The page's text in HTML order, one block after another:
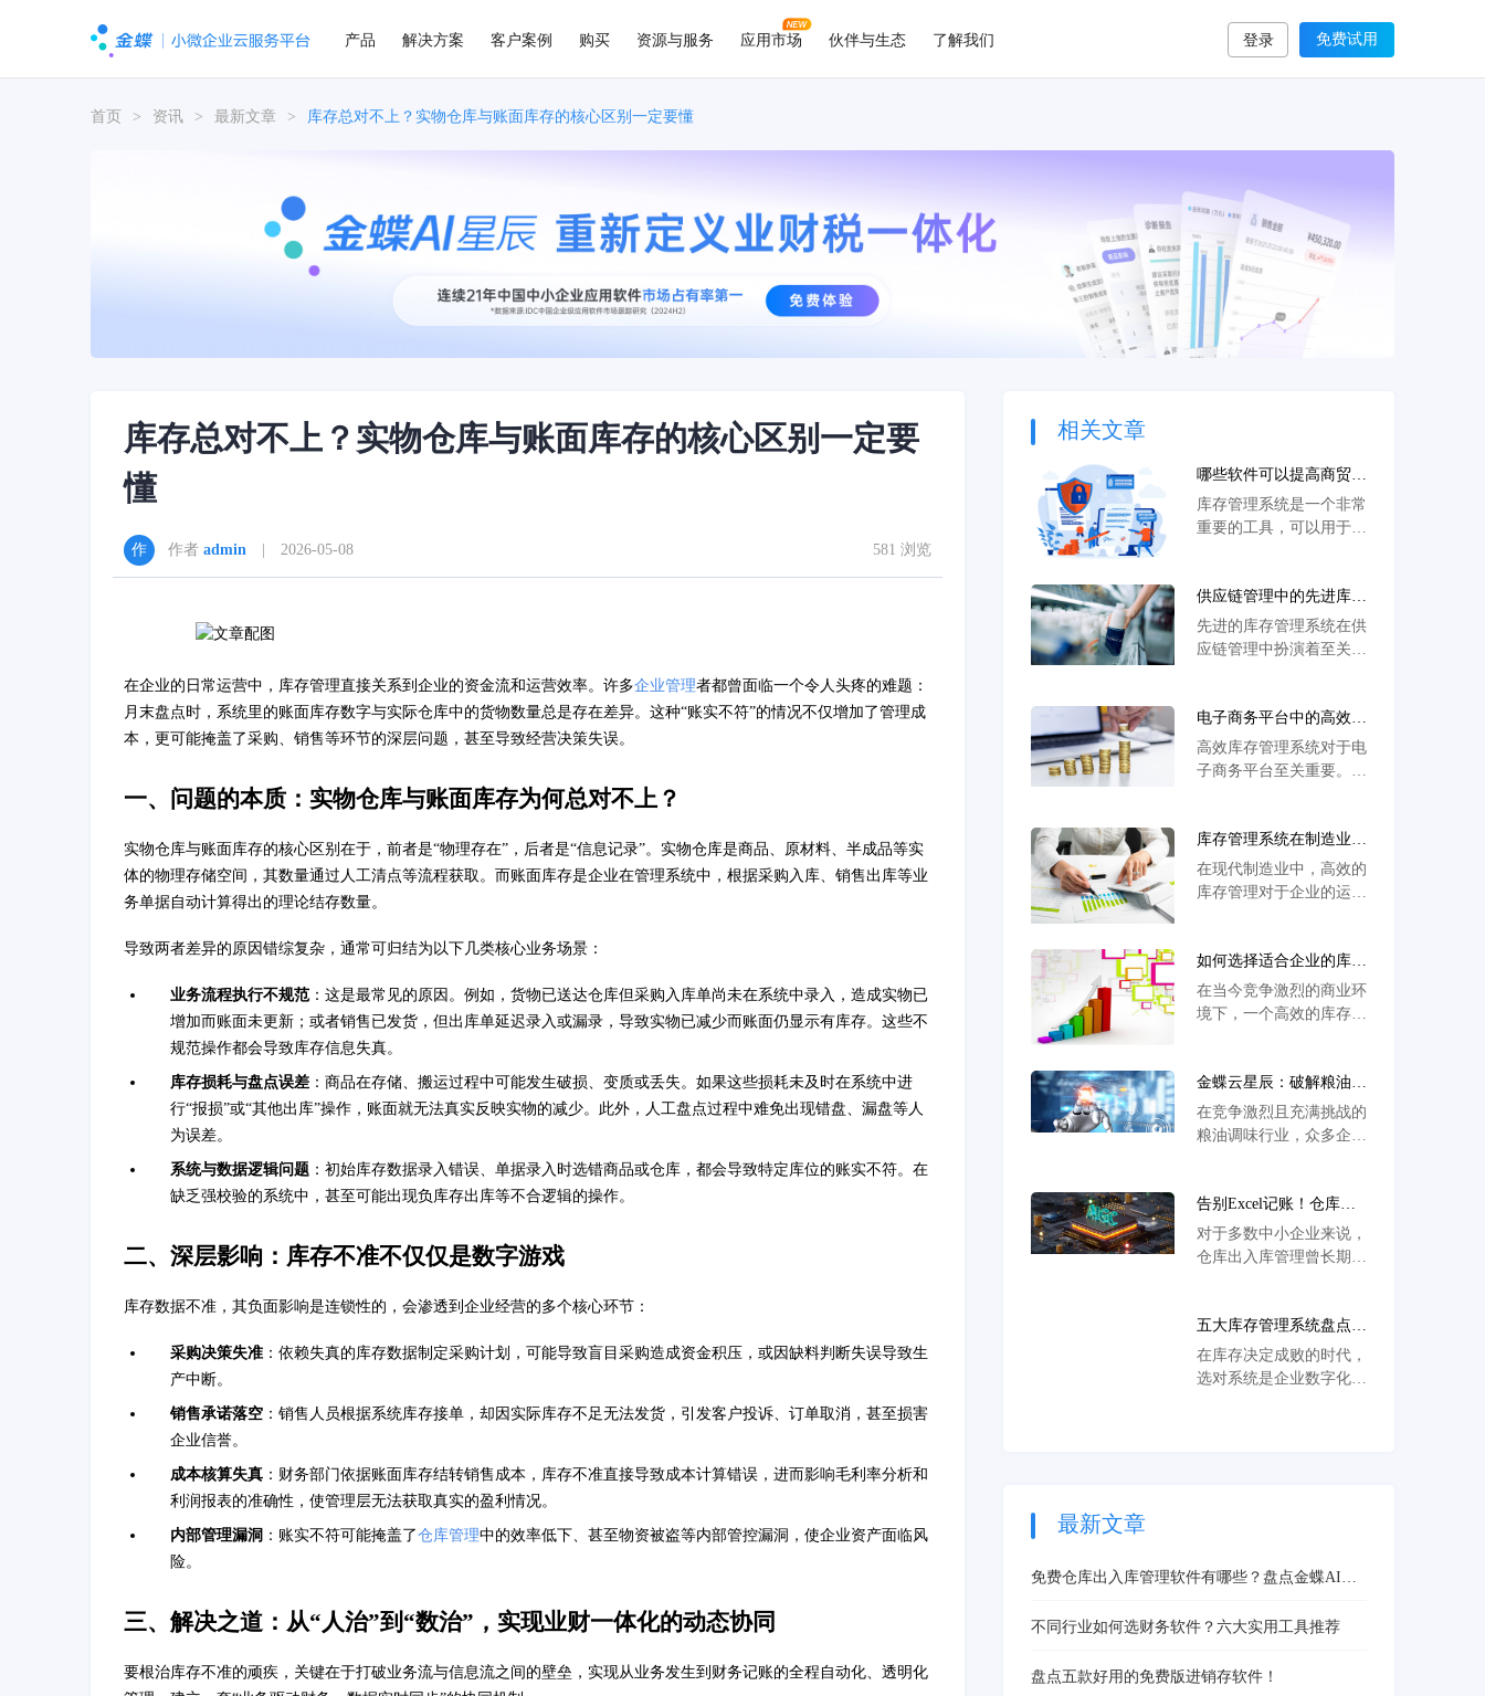
产品 解决方案 客户案例 购买 资源与服务 应用市场 伙伴与生态 了解我们 登录 免费试用
首页 > 资讯 > 最新文章 > 库存总对不上？实物仓库与账面库存的核心区别一定要懂
库存总对不上？实物仓库与账面库存的核心区别一定要
懂
作者 admin | 2026-05-08 581 浏览
在企业的日常运营中，库存管理直接关系到企业的资金流和运营效率。许多企业管理者都曾面临一个令人头疼的难题：
月末盘点时，系统里的账面库存数字与实际仓库中的货物数量总是存在差异。这种“账实不符”的情况不仅增加了管理成
本，更可能掩盖了采购、销售等环节的深层问题，甚至导致经营决策失误。
一、问题的本质：实物仓库与账面库存为何总对不上？
实物仓库与账面库存的核心区别在于，前者是“物理存在”，后者是“信息记录”。实物仓库是商品、原材料、半成品等实
体的物理存储空间，其数量通过人工清点等流程获取。而账面库存是企业在管理系统中，根据采购入库、销售出库等业
务单据自动计算得出的理论结存数量。
导致两者差异的原因错综复杂，通常可归结为以下几类核心业务场景：
业务流程执行不规范：这是最常见的原因。例如，货物已送达仓库但采购入库单尚未在系统中录入，造成实物已
增加而账面未更新；或者销售已发货，但出库单延迟录入或漏录，导致实物已减少而账面仍显示有库存。这些不
规范操作都会导致库存信息失真。
库存损耗与盘点误差 ：商品在存储、搬运过程中可能发生破损、变质或丢失。如果这些损耗未及时在系统中进
行“报损”或“其他出库”操作，账面就无法真实反映实物的减少。此外，人工盘点过程中难免出现错盘、漏盘等人
为误差。
系统与数据逻辑问题 ：初始库存数据录入错误、单据录入时选错商品或仓库，都会导致特定库位的账实不符。在
缺乏强校验的系统中，甚至可能出现负库存出库等不合逻辑的操作。
二、深层影响：库存不准不仅仅是数字游戏
库存数据不准，其负面影响是连锁性的，会渗透到企业经营的多个核心环节：
采购决策失准 ：依赖失真的库存数据制定采购计划，可能导致盲目采购造成资金积压，或因缺料判断失误导致生
产中断。
销售承诺落空 ：销售人员根据系统库存接单，却因实际库存不足无法发货，引发客户投诉、订单取消，甚至损害
企业信誉。
成本核算失真 ：财务部门依据账面库存结转销售成本，库存不准直接导致成本计算错误，进而影响毛利率分析和
利润报表的准确性，使管理层无法获取真实的盈利情况。
内部管理漏洞 ：账实不符可能掩盖了仓库管理中的效率低下、甚至物资被盗等内部管控漏洞，使企业资产面临风
险。
三、解决之道：从“人治”到“数治”，实现业财一体化的动态协同
要根治库存不准的顽疾，关键在于打破业务流与信息流之间的壁垒，实现从业务发生到财务记账的全程自动化、透明化
相关文章
哪些软件可以提高商贸批
发效率？商贸批发的进销
存系统要用哪家的？
库存管理系统是一个非常
重要的工具，可以用于提
实时监控库存水平，快速
准确地追踪商品流动情
况，并有效地激励员工进
供应链管理中的先进库存
管理系统应用
先进的库存管理系统在供
应链管理中扮演着至关重
加剧，企业需要更高效、
更智能的方法来管理库
存，并确保供应链的顺畅
电子商务平台中的高效库
存管理系统
高效库存管理系统对于电
子商务平台至关重要。随
为了提供卓越客户体验和
保持竞争力的关键因素。
高效库存管理系统能够帮
货跟踪等功能，从而提高
整体业务效率。
库存管理系统在制造业中
的应用
在现代制造业中，高效的
库存管理对于企业的运营
具，它可以帮助制造企业
实现精确的库存控制、优
化供应链管理和提高生产
如何选择适合企业的库存
管理系统
在当今竞争激烈的商业环
境下，一个高效的库存管
在着各种各样的库存管理
系统，选择适合自己企业
的系统成为了一项复杂而
管理系统呢？
金蝶云星辰：破解粮油调
味行业五大经营困局
在竞争激烈且充满挑战的
粮油调味行业，众多企业
道曙光，为破解这些困局
带来了创新的解决方案。
告别Excel记账！仓库出
入库管理软件助您高效管
理
对于多数中小企业来说，
仓库出入库管理曾长期依
靠眼查、部门协同靠口头
传，不仅容易出现原材料
账实不符、采购生产计划
需求的功能，成为众多企
管理的首选。
五大库存管理系统盘点：
仓储管理软件深度解析与
选型指南
在库存决定成败的时代，
选对系统是企业数字化转
供应链竞争力。
最新文章
免费仓库出入库管理软件有哪些？盘点金蝶AI星
不同行业如何选财务软件？六大实用工具推荐
盘点五款好用的免费版进销存软件！